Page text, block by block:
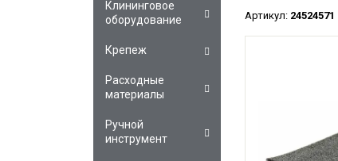
Артикул: 24524571
Клининговое
оборудование
Крепеж
Расходные
материалы
Ручной
инструмент